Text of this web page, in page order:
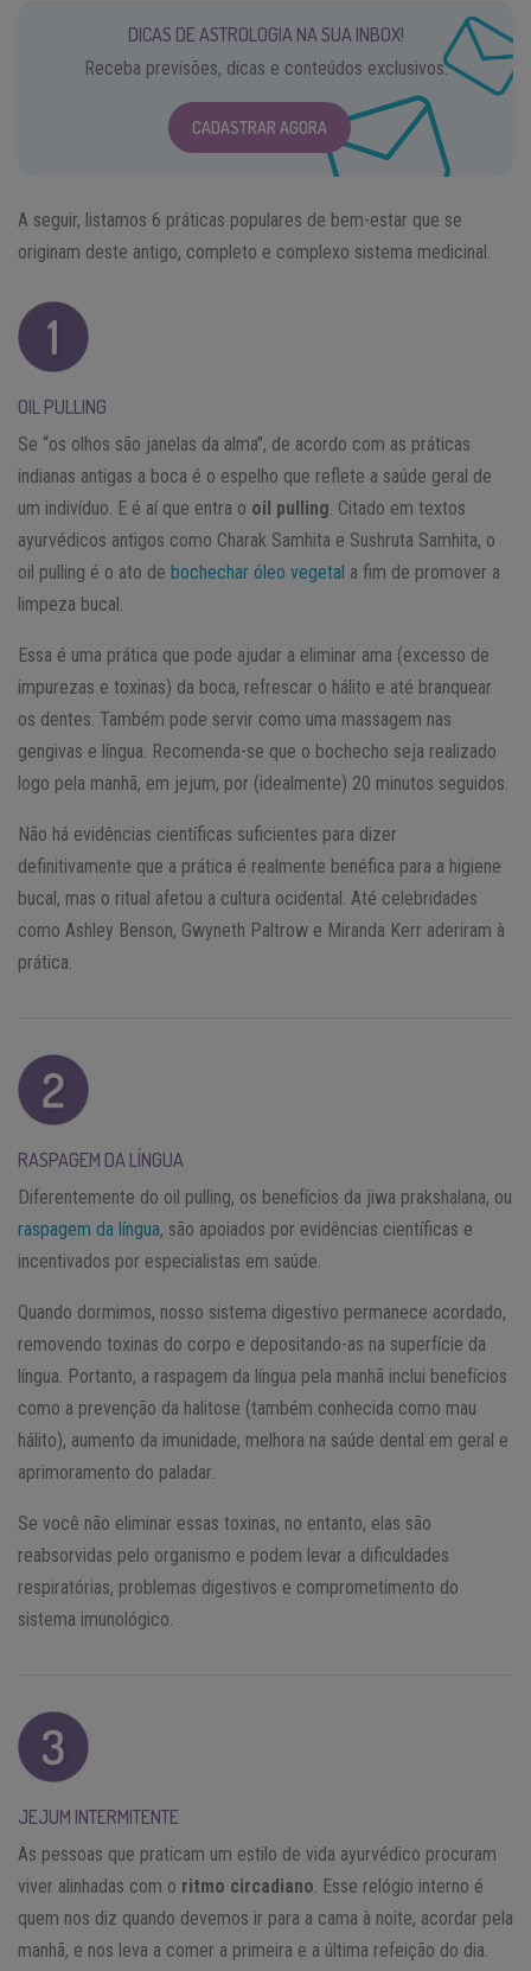
DICAS DE ASTROLOGIA NA SUA INBOX!
Receba previsões, dicas e conteúdos exclusivos.
CADASTRAR AGORA
A seguir, listamos 6 práticas populares de bem-estar que se
originam deste antigo, completo e complexo sistema medicinal.
OIL PULLING
Se “os olhos são janelas da alma”, de acordo com as práticas
indianas antigas a boca é o espelho que reflete a saúde geral de
um indivíduo. E é aí que entra o oil pulling . Citado em textos
ayurvédicos antigos como Charak Samhita e Sushruta Samhita, o
oil pulling é o ato de bochechar óleo vegetal a fim de promover a
limpeza bucal.
Essa é uma prática que pode ajudar a eliminar ama (excesso de
impurezas e toxinas) da boca, refrescar o hálito e até branquear
os dentes. Também pode servir como uma massagem nas
gengivas e língua. Recomenda-se que o bochecho seja realizado
logo pela manhã, em jejum, por (idealmente) 20 minutos seguidos.
Não há evidências científicas suficientes para dizer
definitivamente que a prática é realmente benéfica para a higiene
bucal, mas o ritual afetou a cultura ocidental. Até celebridades
como Ashley Benson, Gwyneth Paltrow e Miranda Kerr aderiram à
prática.
RASPAGEM DA LÍNGUA
Diferentemente do oil pulling, os benefícios da jiwa prakshalana, ou
raspagem da língua, são apoiados por evidências científicas e
incentivados por especialistas em saúde.
Quando dormimos, nosso sistema digestivo permanece acordado,
removendo toxinas do corpo e depositando-as na superfície da
língua. Portanto, a raspagem da língua pela manhã inclui benefícios
como a prevenção da halitose (também conhecida como mau
hálito), aumento da imunidade, melhora na saúde dental em geral e
aprimoramento do paladar.
Se você não eliminar essas toxinas, no entanto, elas são
reabsorvidas pelo organismo e podem levar a dificuldades
respiratórias, problemas digestivos e comprometimento do
sistema imunológico.
JEJUM INTERMITENTE
As pessoas que praticam um estilo de vida ayurvédico procuram
viver alinhadas com o ritmo circadiano . Esse relógio interno é
quem nos diz quando devemos ir para a cama à noite, acordar pela
manhã, e nos leva a comer a primeira e a última refeição do dia.